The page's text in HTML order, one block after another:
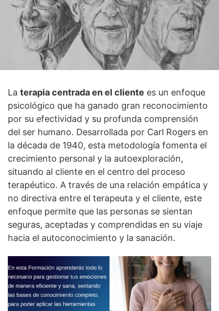
La terapia centrada en el cliente es un enfoque
psicológico que ha ganado gran reconocimiento
por su efectividad y su profunda comprensión
del ser humano. Desarrollada por Carl Rogers en
la década de 1940, esta metodologí­a fomenta el
crecimiento personal y la autoexploración,
situando al cliente en el centro del proceso
terapéutico. A través de una relación empática y
no directiva entre el terapeuta y el cliente, este
enfoque permite que las personas se sientan
seguras, aceptadas y comprendidas en su viaje
hacia el autoconocimiento y la sanación.